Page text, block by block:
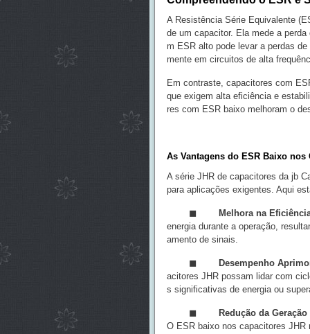
A Resistência Série Equivalente
de um capacitor. Ela mede a
m ESR alto pode levar a perdas
mente em circuitos de alta
Em contraste, capacitores com
que exigem alta eficiência e
res com ESR baixo melhoram o
As Vantagens do ESR Baixo nos
A série JHR de capacitores da jb
para aplicações exigentes. Aqui
◼ Melhora na Eficiência
energia durante a operação,
amento de sinais.
◼ Desempenho
acitores JHR possam lidar com
s significativas de energia ou
◼ Redução da
O ESR baixo nos capacitores JHR